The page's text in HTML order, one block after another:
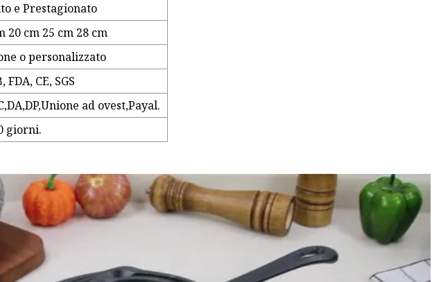
e Prestagionato
20 cm 25 cm 28 cm
o personalizzato
FDA, CE, SGS
ad ovest,Payal.
giorni.